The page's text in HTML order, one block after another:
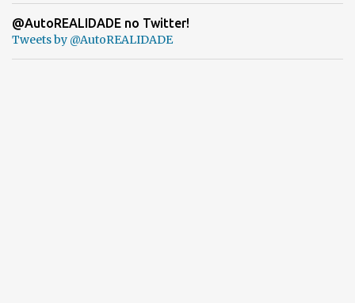
@AutoREALIDADE no Twitter!
Tweets by @AutoREALIDADE